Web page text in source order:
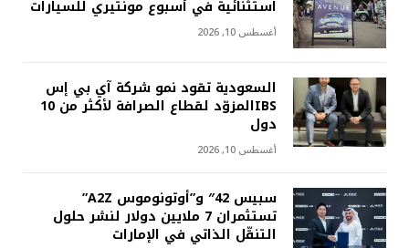
استثنائية في أسبوع مونتيري للسيارات
أغسطس 10, 2026
السعودية تقود نمو شركة آي بي إس
IBSالمزوّد لقطاع الصرافة لأكثر من 10
دول
أغسطس 10, 2026
سبيس 42″ و”أوتونوموس A2Z”
تستثمران 7 ملايين دولار لنشر حلول
التنقّل الذاتي في الإمارات